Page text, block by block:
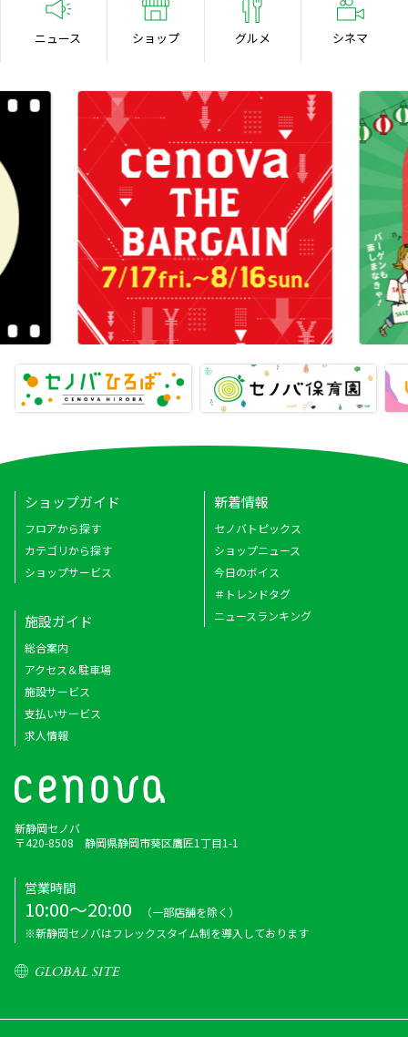
ニュース ショップ グルメ シネマ
ショップガイド
フロアから探す
カテゴリから探す
ショップサービス
新着情報
セノバトピックス
ショップニュース
今日のボイス
＃トレンドタグ
ニュースランキング
施設ガイド
総合案内
アクセス＆駐車場
施設サービス
支払いサービス
求人情報
新静岡セノバ
〒420-8508 静岡県静岡市葵区鷹匠1丁目1-1
営業時間
10:00～20:00
（一部店舗を除く）
※新静岡セノバはフレックスタイム制を導入しております
GLOBAL SITE